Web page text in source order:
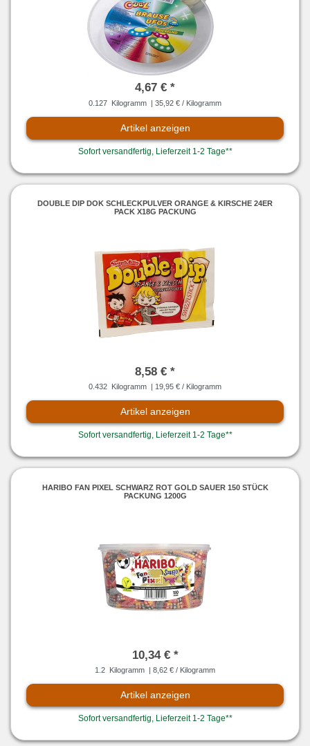
4,67 € *
0.127 Kilogramm | 35,92 € / Kilogramm
Artikel anzeigen
Sofort versandfertig, Lieferzeit 1-2 Tage**
DOUBLE DIP DOK SCHLECKPULVER ORANGE & KIRSCHE 24ER
PACK X18G PACKUNG
8,58 € *
0.432 Kilogramm | 19,95 € / Kilogramm
Artikel anzeigen
Sofort versandfertig, Lieferzeit 1-2 Tage**
HARIBO FAN PIXEL SCHWARZ ROT GOLD SAUER 150 STÜCK
PACKUNG 1200G
10,34 € *
1.2 Kilogramm | 8,62 € / Kilogramm
Artikel anzeigen
Sofort versandfertig, Lieferzeit 1-2 Tage**